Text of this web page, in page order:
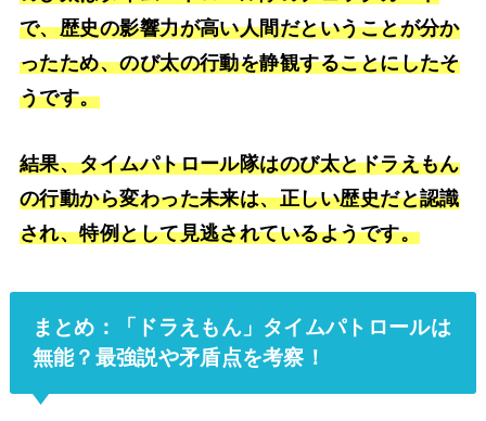
で、歴史の影響力が高い人間だということが分か
ったため、のび太の行動を静観することにしたそ
うです。
結果、タイムパトロール隊はのび太とドラえもん
の行動から変わった未来は、正しい歴史だと認識
され、特例として見逃されているようです。
まとめ：「ドラえもん」タイムパトロールは
無能？最強説や矛盾点を考察！